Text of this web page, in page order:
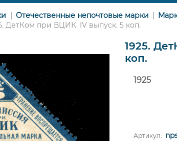
Отечественные непочтовые марки
ДетКом при ВЦИК. IV выпуск. 5 коп.
1925.
коп.
1925
Артикул: